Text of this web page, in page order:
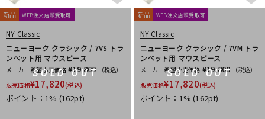
SOLD OUT
新品 WEB注文店頭受取可
NY Classic
ニューヨーク クラシック / 7VS トラ
ンペット用 マウスピース
メーカー希望小売価格 ¥19,800
（税込）
販売価格¥17,820(税込)
ポイント：1% (162pt)
SOLD OUT
新品 WEB注文店頭受取可
NY Classic
ニューヨーク クラシック / 7VM トラ
ンペット用 マウスピース
メーカー希望小売価格 ¥19,800
（税込）
販売価格¥17,820(税込)
ポイント：1%(162pt)